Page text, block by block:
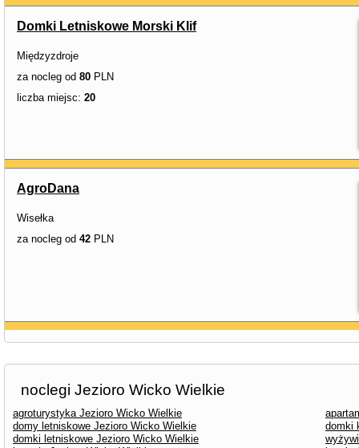
Domki Letniskowe Morski Klif
Międzyzdroje
za nocleg od 80 PLN
liczba miejsc: 20
AgroDana
Wisełka
za nocleg od 42 PLN
noclegi Jezioro Wicko Wielkie
agroturystyka Jezioro Wicko Wielkie
domy letniskowe Jezioro Wicko Wielkie
domki
domki letniskowe Jezioro Wicko Wielkie